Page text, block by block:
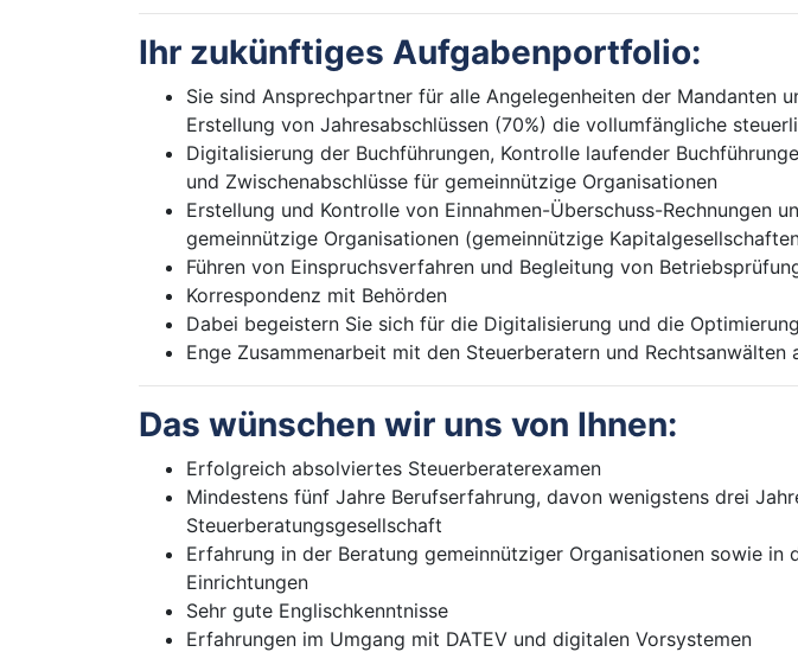
Ihr zukünftiges Aufgabenportfolio:
Sie sind Ansprechpartner für alle Angelegenheiten der Mandanten
Erstellung von Jahresabschlüssen (70%) die vollumfängliche
Digitalisierung der Buchführungen, Kontrolle laufender
und Zwischenabschlüsse für gemeinnützige Organisationen
Erstellung und Kontrolle von Einnahmen-Überschuss-Rechnungen
gemeinnützige Organisationen (gemeinnützige
Führen von Einspruchsverfahren und Begleitung von
Korrespondenz mit Behörden
Dabei begeistern Sie sich für die Digitalisierung und die
Enge Zusammenarbeit mit den Steuerberatern und Rechtsanwälten
Das wünschen wir uns von Ihnen:
Erfolgreich absolviertes Steuerberaterexamen
Mindestens fünf Jahre Berufserfahrung, davon wenigstens drei
Steuerberatungsgesellschaft
Erfahrung in der Beratung gemeinnütziger Organisationen sowie
Einrichtungen
Sehr gute Englischkenntnisse
Erfahrungen im Umgang mit DATEV und digitalen Vorsystemen